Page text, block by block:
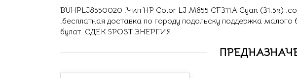
BUHPLJ8550020 .Чип HP Color LJ M855 CF311A Сyan (31.5k)
.бесплатная доставка по городу подольску поддержка
булат .СДЕК 5POST ЭНЕРГИЯ